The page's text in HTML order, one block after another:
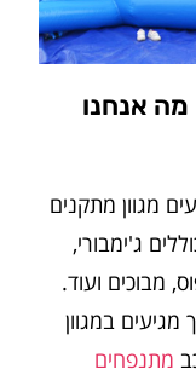
אנחנו
מגוון מתקנים
ג'ימבורי,
מבוכים ועוד.
במגוון
מתנפחים